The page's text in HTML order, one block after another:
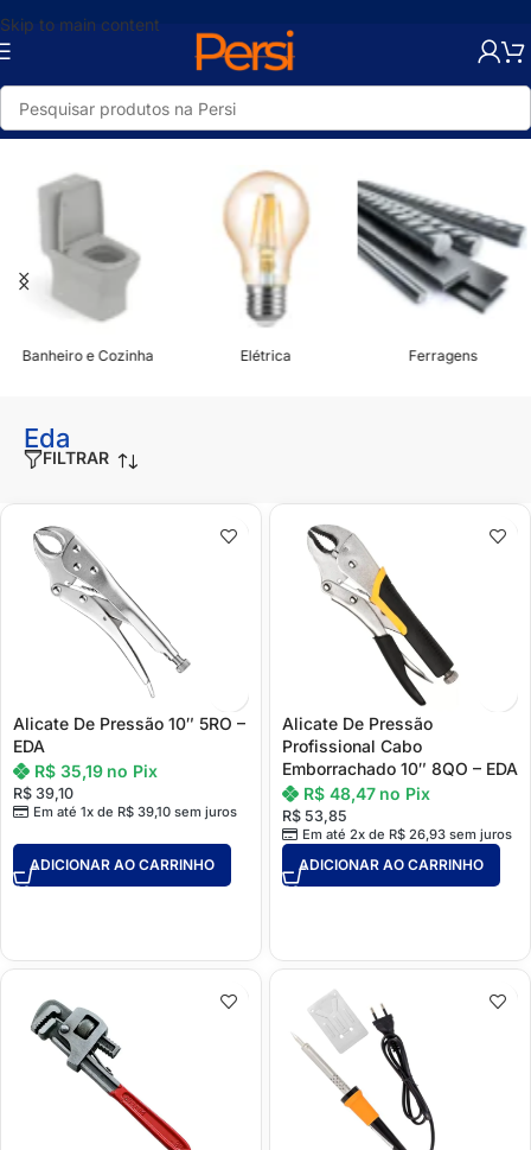
Skip to main content
Início/Eda
Banheiro e Cozinha Elétrica Ferragens
Eda
FILTRAR
Alicate De Pressão 10″ 5RO –
EDA
R$ 39,10
Em até 1x de R$39,10sem juros
R$35,19 no Pix
ADICIONAR AO CARRINHO
Alicate De Pressão
Profissional Cabo
Emborrachado 10″ 8QO – EDA
R$ 53,85
Em até 2x de R$26,93sem juros
R$48,47 no Pix
ADICIONAR AO CARRINHO